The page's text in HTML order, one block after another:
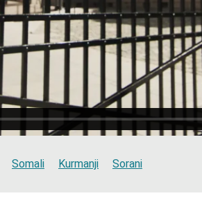
Somali Kurmanji Sorani